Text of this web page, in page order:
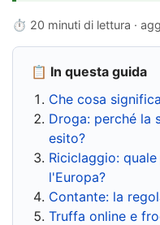
⏱ 20 minuti di lettura ·
📋 In questa guida
Che cosa
Droga: perché la
esito?
Riciclaggio:
l'Europa?
Contante: la
Truffa online e